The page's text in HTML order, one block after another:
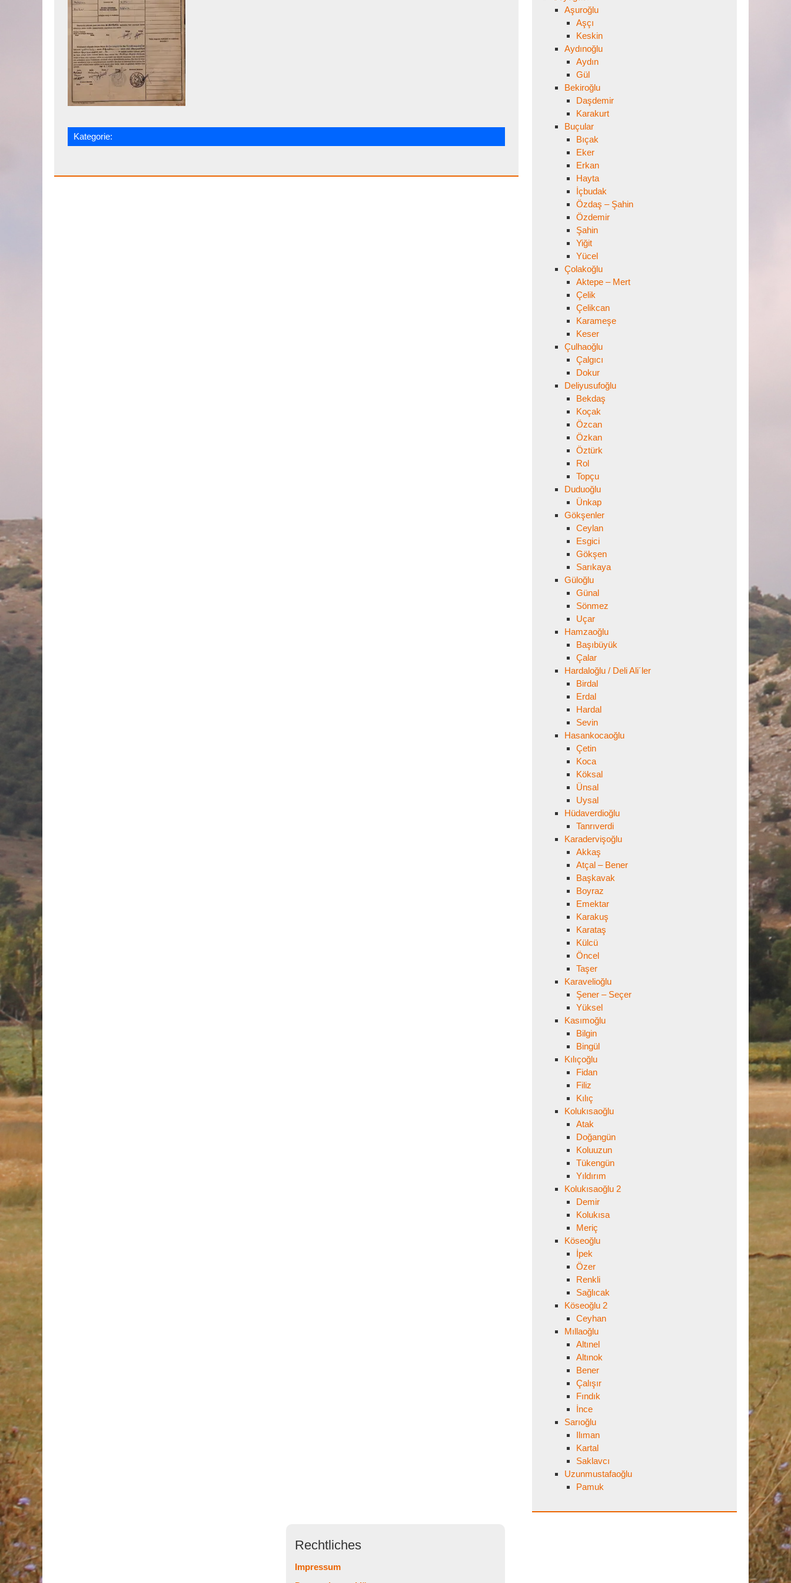
Kategorie:
Aşuroğlu
Aşçı
Keskin
Aydınoğlu
Aydın
Gül
Bekiroğlu
Daşdemir
Karakurt
Buçular
Bıçak
Eker
Erkan
Hayta
İçbudak
Özdaş – Şahin
Özdemir
Şahin
Yiğit
Yücel
Çolakoğlu
Aktepe – Mert
Çelik
Çelikcan
Karameşe
Keser
Çulhaoğlu
Çalgıcı
Dokur
Deliyusufoğlu
Bekdaş
Koçak
Özcan
Özkan
Öztürk
Rol
Topçu
Duduoğlu
Ünkap
Gökşenler
Ceylan
Esgici
Gökşen
Sarıkaya
Güloğlu
Günal
Sönmez
Uçar
Hamzaoğlu
Başıbüyük
Çalar
Hardaloğlu / Deli Ali´ler
Birdal
Erdal
Hardal
Sevin
Hasankocaoğlu
Çetin
Koca
Köksal
Ünsal
Uysal
Hüdaverdioğlu
Tanrıverdi
Karadervişoğlu
Akkaş
Atçal – Bener
Başkavak
Boyraz
Emektar
Karakuş
Karataş
Külcü
Öncel
Taşer
Karavelioğlu
Şener – Seçer
Yüksel
Kasımoğlu
Bilgin
Bingül
Kılıçoğlu
Fidan
Filiz
Kılıç
Kolukısaoğlu
Atak
Doğangün
Koluuzun
Tükengün
Yıldırım
Kolukısaoğlu 2
Demir
Kolukısa
Meriç
Köseoğlu
İpek
Özer
Renkli
Sağlıcak
Köseoğlu 2
Ceyhan
Mıllaoğlu
Altınel
Altınok
Bener
Çalışır
Fındık
İnce
Sarıoğlu
Ilıman
Kartal
Saklavcı
Uzunmustafaoğlu
Pamuk
Rechtliches
Impressum